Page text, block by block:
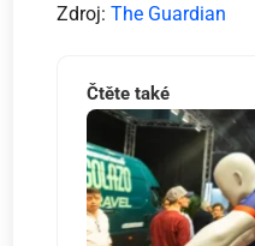
Zdroj:The Guardian
Čtěte také